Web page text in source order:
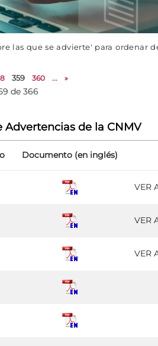
las que se advierte' para ordenar
359 360 ... »
de 366
de la CNMV
Documento (en inglés)
VER
VER
VER